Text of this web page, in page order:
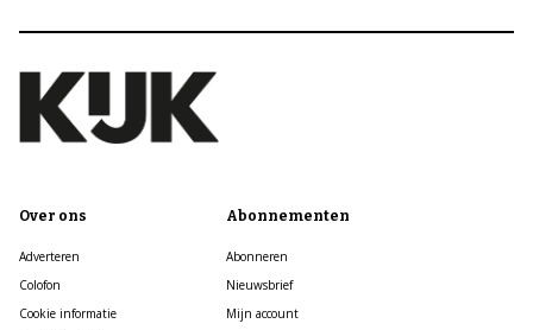
Over ons
Adverteren
Colofon
Cookie informatie
Abonnementen
Abonneren
Nieuwsbrief
Mijn account